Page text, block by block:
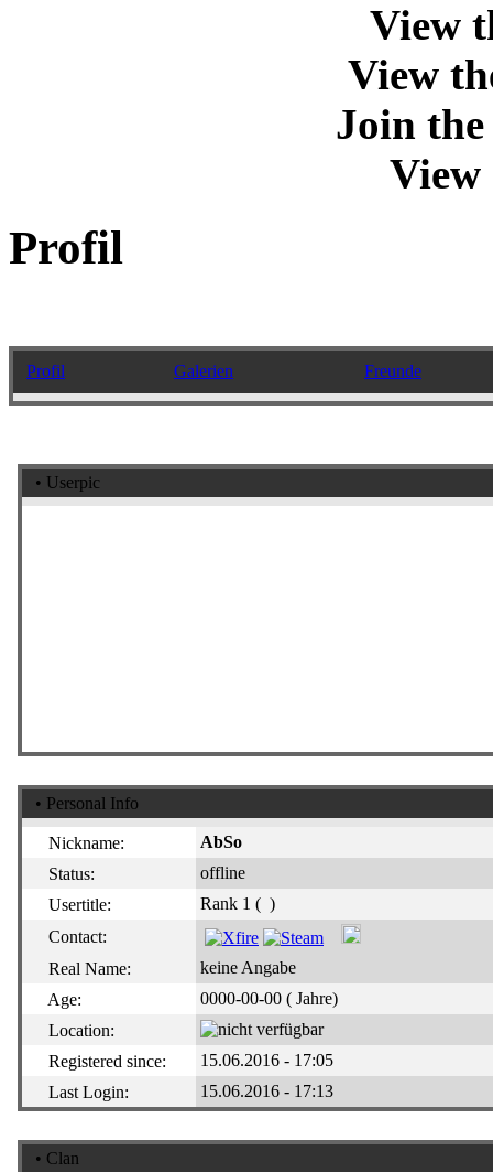
View
View
Join
View
Profil
Profil Galerien Freunde
• Userpic
• Personal Info
Nickname:
AbSo
Status:
offline
Usertitle:
Rank 1 ( )
Contact:
Real Name:
keine Angabe
Age:
0000-00-00 ( Jahre)
Location:
Registered since:
15.06.2016 - 17:05
Last Login:
15.06.2016 - 17:13
• Clan